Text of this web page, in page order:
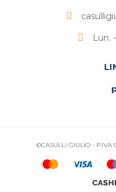
Lun.
©CASULLI GIULIO - P.IVA